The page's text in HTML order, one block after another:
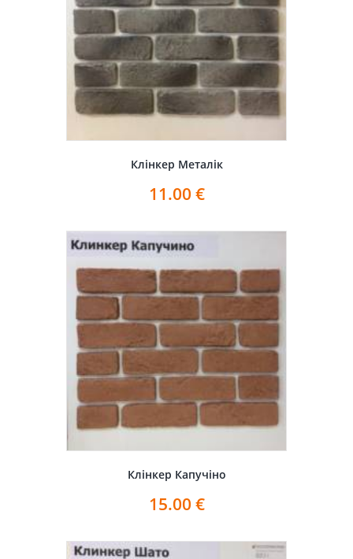
Клінкер Металік
11.00 €
Клінкер Капучіно
15.00 €